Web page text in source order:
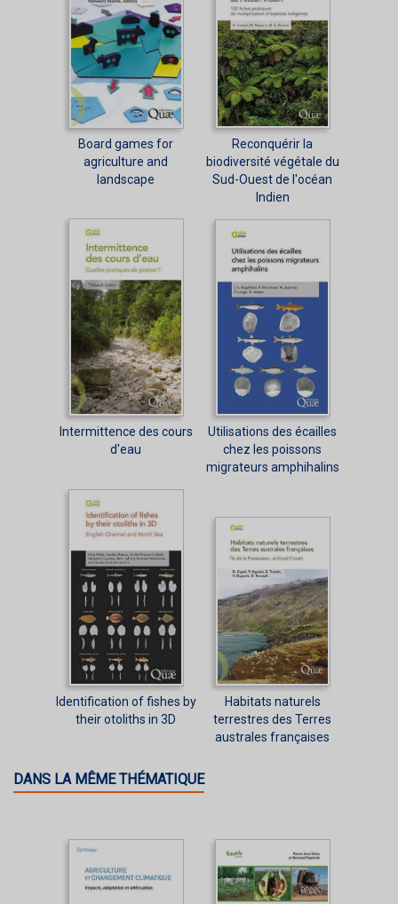
Board games for
agriculture and
landscape
Reconquérir la
biodiversité végétale du
Sud-Ouest de l'océan
Indien
Intermittence des cours
d'eau
Utilisations des écailles
chez les poissons
migrateurs amphihalins
Identification of fishes by
their otoliths in 3D
Habitats naturels
terrestres des Terres
australes françaises
DANS LA MÊME THÉMATIQUE